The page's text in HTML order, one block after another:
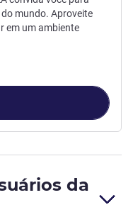
mundo. Aproveite
em um ambiente
da